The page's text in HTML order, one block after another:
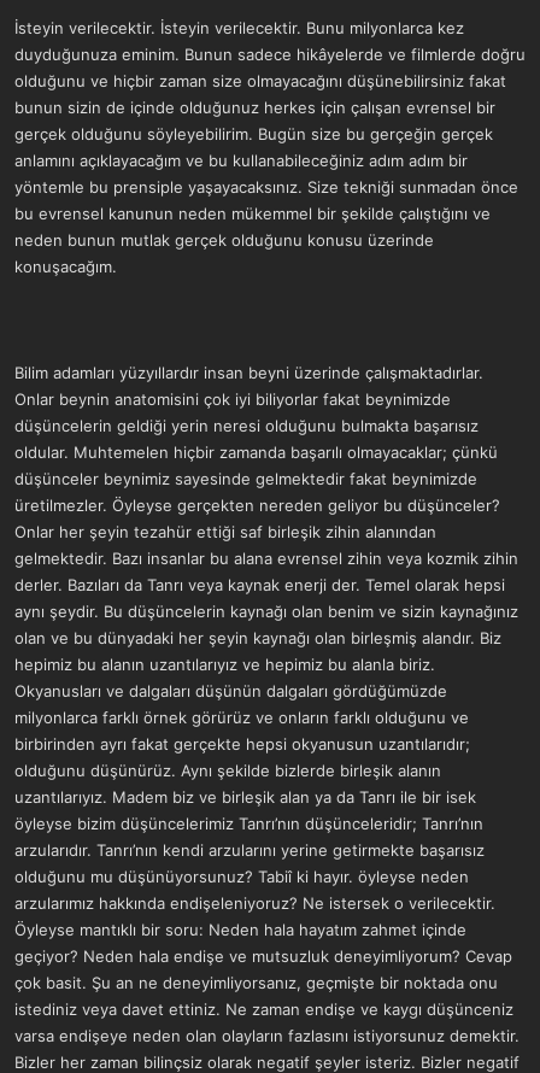
t
a
n
i
h
i
İsteyin verilecektir. İsteyin verilecektir. Bunu milyonlarca kez
duyduğunuza eminim. Bunun sadece hikâyelerde ve filmlerde doğru
olduğunu ve hiçbir zaman size olmayacağını düşünebilirsiniz fakat
bunun sizin de içinde olduğunuz herkes için çalışan evrensel bir
gerçek olduğunu söyleyebilirim. Bugün size bu gerçeğin gerçek
anlamını açıklayacağım ve bu kullanabileceğiniz adım adım bir
yöntemle bu prensiple yaşayacaksınız. Size tekniği sunmadan önce
bu evrensel kanunun neden mükemmel bir şekilde çalıştığını ve
neden bunun mutlak gerçek olduğunu konusu üzerinde
konuşacağım.
Bilim adamları yüzyıllardır insan beyni üzerinde çalışmaktadırlar.
Onlar beynin anatomisini çok iyi biliyorlar fakat beynimizde
düşüncelerin geldiği yerin neresi olduğunu bulmakta başarısız
oldular. Muhtemelen hiçbir zamanda başarılı olmayacaklar; çünkü
düşünceler beynimiz sayesinde gelmektedir fakat beynimizde
üretilmezler. Öyleyse gerçekten nereden geliyor bu düşünceler?
Onlar her şeyin tezahür ettiği saf birleşik zihin alanından
gelmektedir. Bazı insanlar bu alana evrensel zihin veya kozmik zihin
derler. Bazıları da Tanrı veya kaynak enerji der. Temel olarak hepsi
aynı şeydir. Bu düşüncelerin kaynağı olan benim ve sizin kaynağınız
olan ve bu dünyadaki her şeyin kaynağı olan birleşmiş alandır. Biz
hepimiz bu alanın uzantılarıyız ve hepimiz bu alanla biriz.
Okyanusları ve dalgaları düşünün dalgaları gördüğümüzde
milyonlarca farklı örnek görürüz ve onların farklı olduğunu ve
birbirinden ayrı fakat gerçekte hepsi okyanusun uzantılarıdır;
olduğunu düşünürüz. Aynı şekilde bizlerde birleşik alanın
uzantılarıyız. Madem biz ve birleşik alan ya da Tanrı ile bir isek
öyleyse bizim düşüncelerimiz Tanrı’nın düşünceleridir; Tanrı’nın
arzularıdır. Tanrı’nın kendi arzularını yerine getirmekte başarısız
olduğunu mu düşünüyorsunuz? Tabiî ki hayır. öyleyse neden
arzularımız hakkında endişeleniyoruz? Ne istersek o verilecektir.
Öyleyse mantıklı bir soru: Neden hala hayatım zahmet içinde
geçiyor? Neden hala endişe ve mutsuzluk deneyimliyorum? Cevap
çok basit. Şu an ne deneyimliyorsanız, geçmişte bir noktada onu
istediniz veya davet ettiniz. Ne zaman endişe ve kaygı düşünceniz
varsa endişeye neden olan olayların fazlasını istiyorsunuz demektir.
Bizler her zaman bilinçsiz olarak negatif şeyler isteriz. Bizler negatif